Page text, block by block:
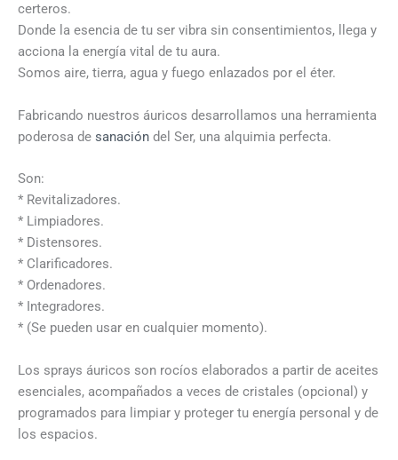
certeros.
Donde la esencia de tu ser vibra sin consentimientos, llega y
acciona la energía vital de tu aura.
Somos aire, tierra, agua y fuego enlazados por el éter.
Fabricando nuestros áuricos desarrollamos una herramienta
poderosa de sanación del Ser, una alquimia perfecta.
Son:
* Revitalizadores.
* Limpiadores.
* Distensores.
* Clarificadores.
* Ordenadores.
* Integradores.
* (Se pueden usar en cualquier momento).
Los sprays áuricos son rocíos elaborados a partir de aceites
esenciales, acompañados a veces de cristales (opcional) y
programados para limpiar y proteger tu energía personal y de
los espacios.